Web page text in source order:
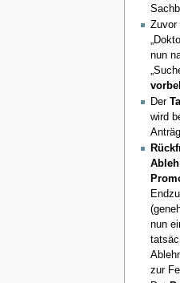
Zuvor
nun
Der
wird
nun
zur